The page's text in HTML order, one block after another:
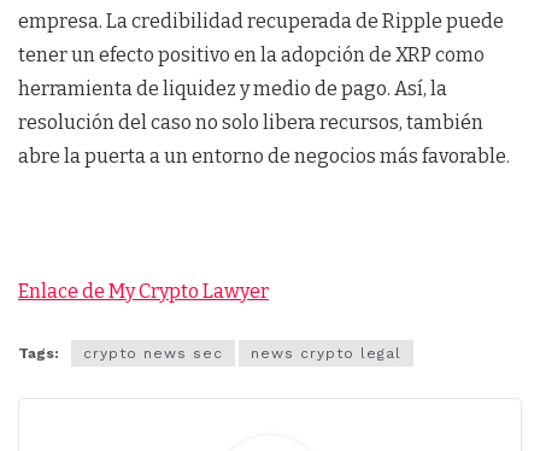
empresa. La credibilidad recuperada de Ripple puede
tener un efecto positivo en la adopción de XRP como
herramienta de liquidez y medio de pago. Así, la
resolución del caso no solo libera recursos, también
abre la puerta a un entorno de negocios más favorable.
Enlace de My Crypto Lawyer
Tags: crypto news sec news crypto legal